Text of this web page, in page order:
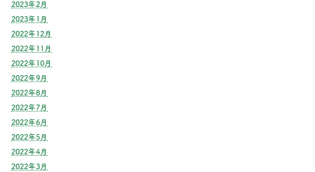
2023年2月
2023年1月
2022年12月
2022年11月
2022年10月
2022年9月
2022年8月
2022年7月
2022年6月
2022年5月
2022年4月
2022年3月